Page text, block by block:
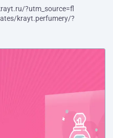
?utm_source=fl
krayt.perfumery/?